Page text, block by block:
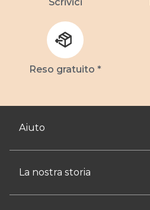
Reso gratuito *
Aiuto
La nostra storia